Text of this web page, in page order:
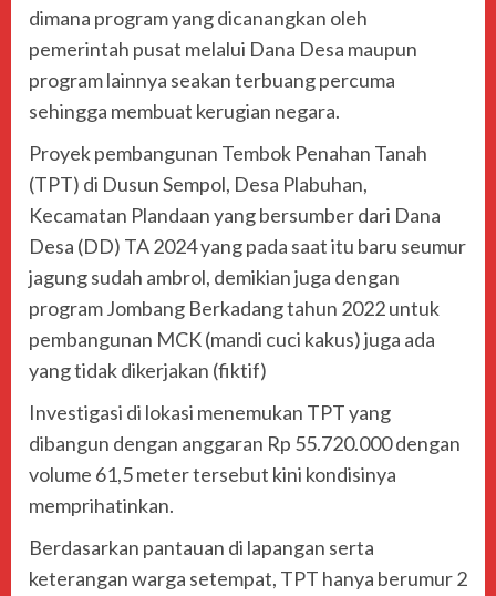
dimana program yang dicanangkan oleh
pemerintah pusat melalui Dana Desa maupun
program lainnya seakan terbuang percuma
sehingga membuat kerugian negara.
Proyek pembangunan Tembok Penahan Tanah
(TPT) di Dusun Sempol, Desa Plabuhan,
Kecamatan Plandaan yang bersumber dari Dana
Desa (DD) TA 2024 yang pada saat itu baru seumur
jagung sudah ambrol, demikian juga dengan
program Jombang Berkadang tahun 2022 untuk
pembangunan MCK (mandi cuci kakus) juga ada
yang tidak dikerjakan (fiktif)
Investigasi di lokasi menemukan TPT yang
dibangun dengan anggaran Rp 55.720.000 dengan
volume 61,5 meter tersebut kini kondisinya
memprihatinkan.
Berdasarkan pantauan di lapangan serta
keterangan warga setempat, TPT hanya berumur 2